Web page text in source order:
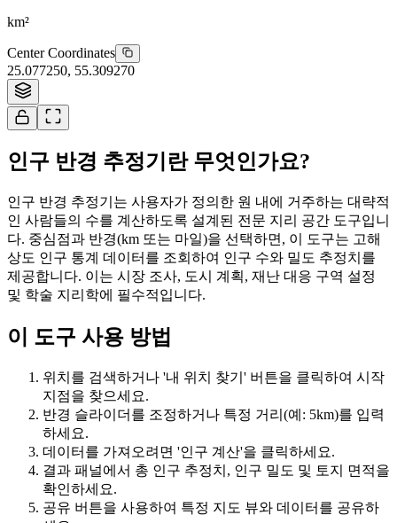
km²
Center Coordinates
25.077250, 55.309270
인구 반경 추정기란 무엇인가요?
인구 반경 추정기는 사용자가 정의한 원 내에 거주하는 대략적
인 사람들의 수를 계산하도록 설계된 전문 지리 공간 도구입니
다. 중심점과 반경(km 또는 마일)을 선택하면, 이 도구는 고해
상도 인구 통계 데이터를 조회하여 인구 수와 밀도 추정치를
제공합니다. 이는 시장 조사, 도시 계획, 재난 대응 구역 설정
및 학술 지리학에 필수적입니다.
이 도구 사용 방법
위치를 검색하거나 '내 위치 찾기' 버튼을 클릭하여 시작
지점을 찾으세요.
반경 슬라이더를 조정하거나 특정 거리(예: 5km)를 입력
하세요.
데이터를 가져오려면 '인구 계산'을 클릭하세요.
결과 패널에서 총 인구 추정치, 인구 밀도 및 토지 면적을
확인하세요.
공유 버튼을 사용하여 특정 지도 뷰와 데이터를 공유하